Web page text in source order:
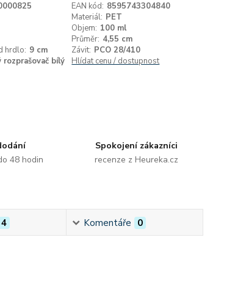
EAN kód: 8595743304840
Materiál: PET
Objem: 100 ml
Průměr: 4,55 cm
hrdlo: 9 cm Závit: PCO 28/410
bílý Hlídat cenu / dostupnost
48 hodin
Spokojení zákazníci
recenze z Heureka.cz
4 Komentáře 0